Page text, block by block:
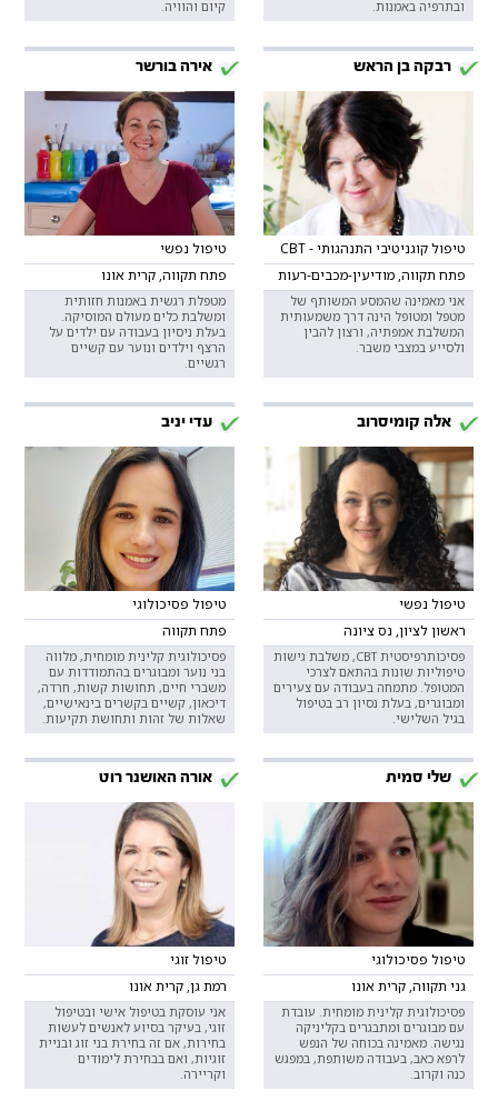
ובתרפיה באמנות.
קיום והוויה.
רבקה בן הראש
טיפול קוגניטיבי התנהגותי - CBT
פתח תקווה, מודיעין-מכבים-רעות
אני מאמינה שהמסע המשותף של
מטפל ומטופל הינה דרך משמעותית
המשלבת אמפתיה, ורצון להבין
ולסייע במצבי משבר.
אירה בורשר
טיפול נפשי
פתח תקווה, קרית אונו
מטפלת רגשית באמנות חזותית
ומשלבת כלים מעולם המוסיקה.
בעלת ניסיון בעבודה עם ילדים על
הרצף וילדים ונוער עם קשיים
רגשיים.
אלה קומיסרוב
טיפול נפשי
ראשון לציון, נס ציונה
פסיכותרפיסטית CBT, משלבת גישות
טיפוליות שונות בהתאם לצרכי
המטופל. מתמחה בעבודה עם צעירים
ומבוגרים, בעלת נסיון רב בטיפול
בגיל השלישי.
עדי יניב
טיפול פסיכולוגי
פתח תקווה
פסיכולוגית קלינית מומחית, מלווה
בני נוער ומבוגרים בהתמודדות עם
משברי חיים, תחושות קשות, חרדה,
דיכאון, קשיים בקשרים בינאישיים,
שאלות של זהות ותחושת תקיעות.
שלי סמית
טיפול פסיכולוגי
גני תקווה, קרית אונו
פסיכולוגית קלינית מומחית. עובדת
עם מבוגרים ומתבגרים בקליניקה
נגישה. מאמינה בכוחה של הנפש
לרפא כאב, בעבודה משותפת, במפגש
כנה וקרוב.
אורה האושנר רוט
טיפול זוגי
רמת גן, קרית אונו
אני עוסקת בטיפול אישי ובטיפול
זוגי, בעיקר בסיוע לאנשים לעשות
בחירות, אם זה בחירת בני זוג ובניית
זוגיות, ואם בבחירת לימודים
וקריירה.